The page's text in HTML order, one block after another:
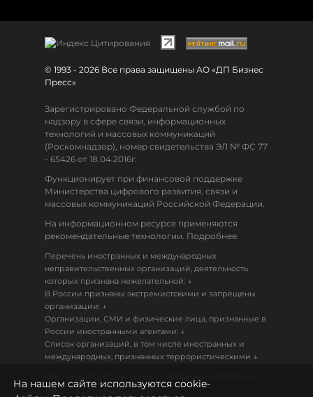
© 1993 - 2026 Все права защищены АО «ДП Бизнес
Пресс»
Зарегистрировано Федеральной службой по
надзору в сфере связи, информационных
технологий и массовых коммуникаций
(Роскомнадзор), номер свидетельства ЭЛ № ФС 77
- 65426 от 18.04.2016г.
Функционирует при финансовой поддержке
Министерства цифрового развития, связи и
массовых коммуникаций Российской Федерации.
На информационном ресурсе применяются
рекомендательные технологии. Подробнее.
Перечень иностранных и международных
неправительственных организаций, деятельность
которых признана нежелательной: ↓
В России признаны экстремистскими и запрещены
организации: ↓
Организации, СМИ и физические лица, признанные в
России иностранными агентами: ↓
Список организаций, в том числе иностранных и
международных, признанных террористическими ↓
18+
На нашем сайте используются cookie-